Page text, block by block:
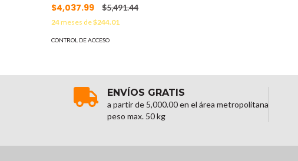
$4,037.99
$5,491.44
24meses de$244.01
CONTROL DE ACCESO
ENVÍOS GRATIS
a partir de 5,000.00 en el área metropolitana
peso max. 50 kg